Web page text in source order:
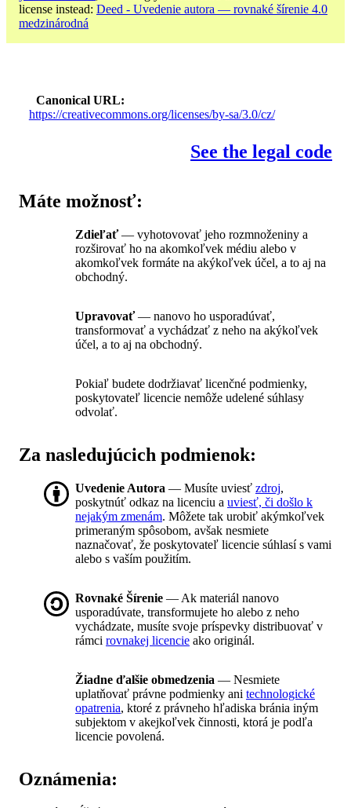
license instead: Deed - Uvedenie autora — rovnaké šírenie 4.0
medzinárodná
Canonical URL
https://creativecommons.org/licenses/by-sa/3.0/cz/
See the legal code
Máte možnosť:
Zdieľať— vyhotovovať jeho rozmnoženiny a
rozširovať ho na akomkoľvek médiu alebo v
akomkoľvek formáte na akýkoľvek účel, a to aj na
obchodný.
Upravovať— nanovo ho usporadúvať,
transformovať a vychádzať z neho na akýkoľvek
účel, a to aj na obchodný.
Pokiaľ budete dodržiavať licenčné podmienky,
poskytovateľ licencie nemôže udelené súhlasy
odvolať.
Za nasledujúcich podmienok:
Uvedenie Autora — Musíte uviesť zdroj,
poskytnúť odkaz na licenciu a uviesť, či došlo k
nejakým zmenám. Môžete tak urobiť akýmkoľvek
primeraným spôsobom, avšak nesmiete
naznačovať, že poskytovateľ licencie súhlasí s vami
alebo s vaším použitím.
Rovnaké Šírenie — Ak materiál nanovo
usporadúvate, transformujete ho alebo z neho
vychádzate, musíte svoje príspevky distribuovať v
rámci rovnakej licencie ako originál.
Žiadne ďalšie obmedzenia — Nesmiete
uplatňovať právne podmienky ani technologické
opatrenia, ktoré z právneho hľadiska bránia iným
subjektom v akejkoľvek činnosti, ktorá je podľa
licencie povolená.
Oznámenia: